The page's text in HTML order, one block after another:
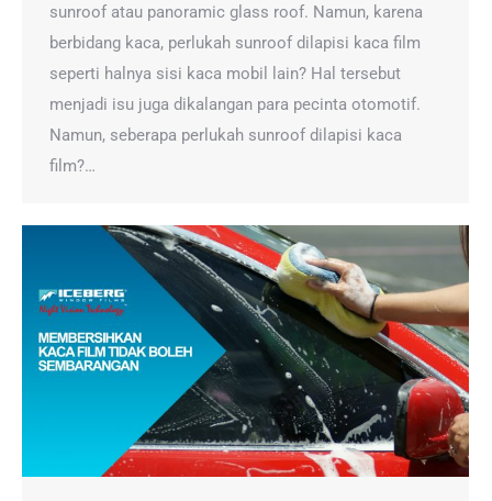
sunroof atau panoramic glass roof. Namun, karena
berbidang kaca, perlukah sunroof dilapisi kaca film
seperti halnya sisi kaca mobil lain? Hal tersebut
menjadi isu juga dikalangan para pecinta otomotif.
Namun, seberapa perlukah sunroof dilapisi kaca
film?…